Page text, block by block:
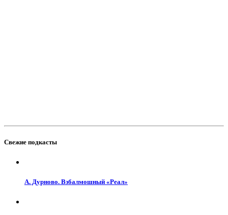
Свежие подкасты
А. Дурново. Взбалмошный «Реал»